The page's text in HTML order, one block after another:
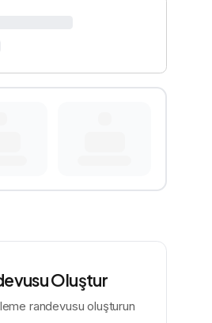
Oluştur
randevusu oluşturun